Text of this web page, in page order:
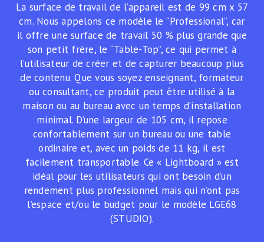
La surface de travail de l’appareil est de 99 cm x 57
cm. Nous appelons ce modèle le “Professional”, car
il offre une surface de travail 50 % plus grande que
son petit frère, le “Table-Top”, ce qui permet à
l’utilisateur de créer et de capturer beaucoup plus
de contenu. Que vous soyez enseignant, formateur
ou consultant, ce produit peut être utilisé à la
maison ou au bureau avec un temps d’installation
minimal. D’une largeur de 105 cm, il repose
confortablement sur un bureau ou une table
ordinaire et, avec un poids de 11 kg, il est
facilement transportable. Ce « Lightboard » est
idéal pour les utilisateurs qui ont besoin d’un
rendement plus professionnel mais qui n’ont pas
l’espace et/ou le budget pour le modèle LGE68
(STUDIO).